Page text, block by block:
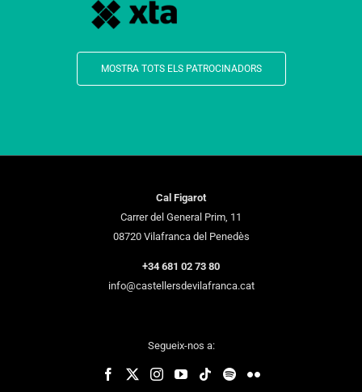
MOSTRA TOTS ELS PATROCINADORS
Cal Figarot
Carrer del General Prim, 11
08720 Vilafranca del Penedès
+34 681 02 73 80
info@castellersdevilafranca.cat
Segueix-nos a: